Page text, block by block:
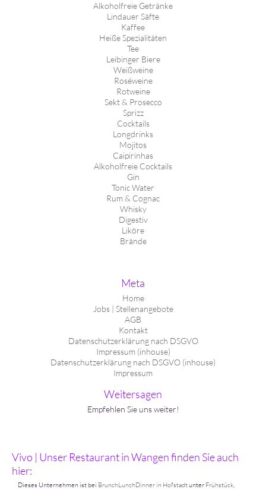
Alkoholfreie Getränke
Lindauer Säfte
Kaffee
Heiße Spezialitäten
Tee
Leibinger Biere
Weißweine
Roséweine
Rotweine
Sekt & Prosecco
Sprizz
Cocktails
Longdrinks
Mojitos
Caipirinhas
Alkoholfreie Cocktails
Gin
Tonic Water
Rum & Cognac
Whisky
Digestiv
Liköre
Brände
Meta
Home
Jobs | Stellenangebote
AGB
Kontakt
Datenschutzerklärung nach DSGVO
Impressum (inhouse)
Datenschutzerklärung nach DSGVO (inhouse)
Impressum
Weitersagen
Empfehlen Sie uns weiter!
Vivo | Unser Restaurant in Wangen finden Sie auch
hier:
Dieses Unternehmen ist bei BrunchLunchDinner in Hofstadtunter Frühstück,